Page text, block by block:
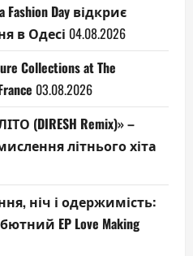
Fashion Day відкриє
в Одесі 04.08.2026
Collections at The
03.08.2026
(DIRESH Remix)» –
літнього хіта
ніч і одержимість:
EP Love Making